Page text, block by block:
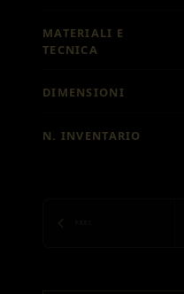
MATERIALI E
TECNICA
DIMENSIONI
N. INVENTARIO